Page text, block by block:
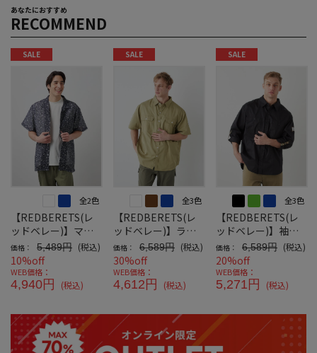
あなたにおすすめ
RECOMMEND
SALE
全2色
【REDBERETS(レ
ッドベレー)】マリ
ーンパターンメッシ
ュシャツ
価格： 5,489円 (税込)
10%off
WEB価格：
4,940円 (税込)
SALE
全3色
【REDBERETS(レ
ッドベレー)】ライ
トツイルマリンミリ
タリーシャツ
価格： 6,589円 (税込)
30%off
WEB価格：
4,612円 (税込)
SALE
全3色
【REDBERETS(レ
ッドベレー)】袖ロ
ールアップミリタリ
ーシャツ
価格： 6,589円 (税込)
20%off
WEB価格：
5,271円 (税込)